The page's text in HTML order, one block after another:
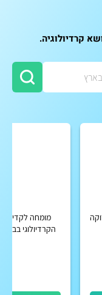
קרדיולוגיה.
מומחה
הקרדיולוגי